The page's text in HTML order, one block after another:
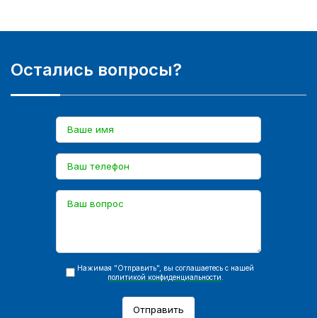
Остались вопросы?
Нажимая "Отправить", вы соглашаетесь с нашей
политикой конфиденциальности
Отправить